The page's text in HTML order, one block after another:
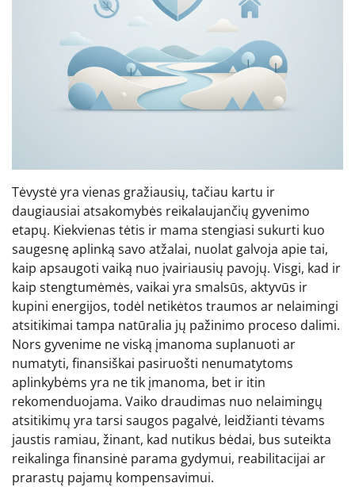
Tėvystė yra vienas gražiausių, tačiau kartu ir
daugiausiai atsakomybės reikalaujančių gyvenimo
etapų. Kiekvienas tėtis ir mama stengiasi sukurti kuo
saugesnę aplinką savo atžalai, nuolat galvoja apie tai,
kaip apsaugoti vaiką nuo įvairiausių pavojų. Visgi, kad ir
kaip stengtumėmės, vaikai yra smalsūs, aktyvūs ir
kupini energijos, todėl netikėtos traumos ar nelaimingi
atsitikimai tampa natūralia jų pažinimo proceso dalimi.
Nors gyvenime ne viską įmanoma suplanuoti ar
numatyti, finansiškai pasiruošti nenumatytoms
aplinkybėms yra ne tik įmanoma, bet ir itin
rekomenduojama. Vaiko draudimas nuo nelaimingų
atsitikimų yra tarsi saugos pagalvė, leidžianti tėvams
jaustis ramiau, žinant, kad nutikus bėdai, bus suteikta
reikalinga finansinė parama gydymui, reabilitacijai ar
prarastų pajamų kompensavimui.